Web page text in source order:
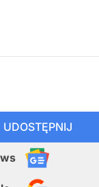
UDOSTĘPNIJ